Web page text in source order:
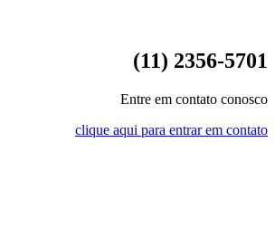
(11) 2356-5701
Entre em contato conosco
clique aqui para entrar em contato